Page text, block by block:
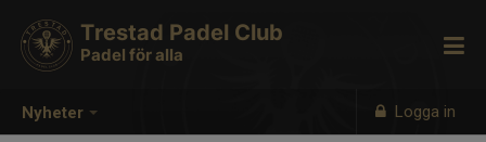
Nyheter Logga in
Trestad Padel Club
Padel för alla